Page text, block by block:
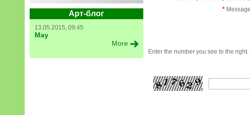
Арт-блог
13.05.2015, 09:45
May
More
* Message
Enter the number you see to the right.